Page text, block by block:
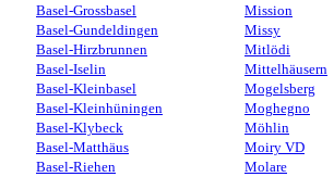
Basel-Grossbasel
Basel-Gundeldingen
Basel-Hirzbrunnen
Basel-Iselin
Basel-Kleinbasel
Basel-Kleinhüningen
Basel-Klybeck
Basel-Matthäus
Basel-Riehen
Mission
Missy
Mitlödi
Mittelhäusern
Mogelsberg
Moghegno
Möhlin
Moiry VD
Molare